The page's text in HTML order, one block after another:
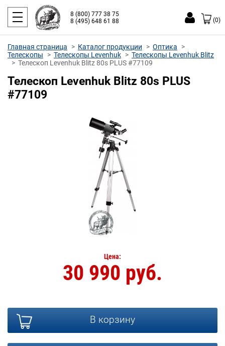
8 (800) 777 38 75
8 (495) 648 61 88
(0)
Главная страница Каталог продукции
Оптика
Телескопы
Телескопы Levenhuk
Телескопы Levenhuk Blitz
Телескоп Levenhuk Blitz 80s PLUS #77109
Телескоп Levenhuk Blitz 80s PLUS
#77109
Цена:
30 990 руб.
В корзину